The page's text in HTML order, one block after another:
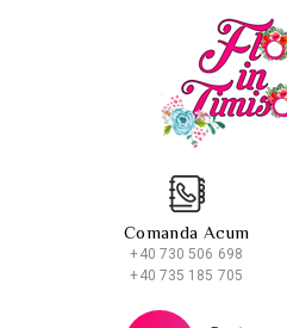
Comanda Acum
+40 730 506 698
+40 735 185 705